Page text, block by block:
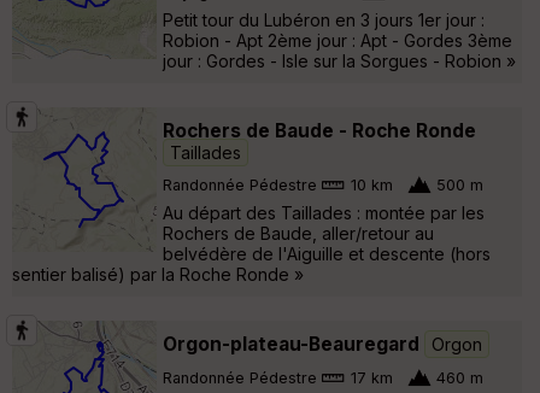
Petit tour du Lubéron en 3 jours 1er jour :
Robion - Apt 2ème jour : Apt - Gordes 3ème
jour : Gordes - Isle sur la Sorgues - Robion »
Rochers de Baude - Roche Ronde
Taillades
Randonnée Pédestre 10 km 500 m
Au départ des Taillades : montée par les
Rochers de Baude, aller/retour au
belvédère de l'Aiguille et descente (hors
sentier balisé) par la Roche Ronde »
Orgon-plateau-Beauregard Orgon
Randonnée Pédestre 17 km 460 m